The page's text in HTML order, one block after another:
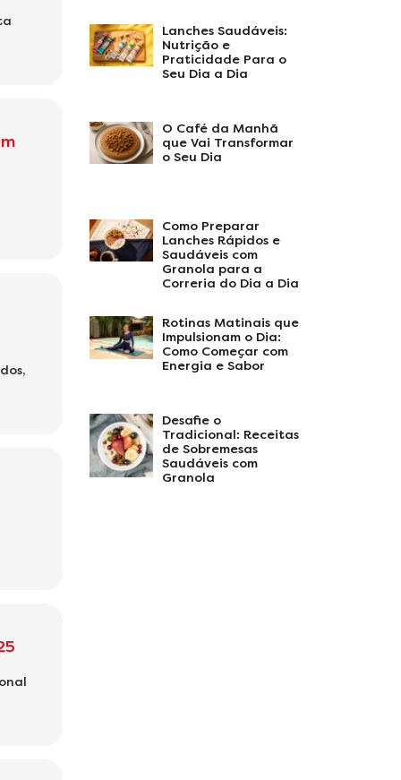
Lanches Saudáveis:
Nutrição e
Praticidade Para o
Seu Dia a Dia
O Café da Manhã
que Vai Transformar
o Seu Dia
Como Preparar
Lanches Rápidos e
Saudáveis com
Granola para a
Correria do Dia a Dia
Rotinas Matinais que
Impulsionam o Dia:
Como Começar com
Energia e Sabor
Desafie o
Tradicional: Receitas
de Sobremesas
Saudáveis com
Granola